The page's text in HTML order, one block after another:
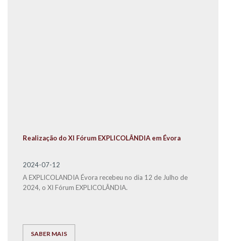
Realização do XI Fórum EXPLICOLÂNDIA em Évora
2024-07-12
A EXPLICOLANDIA Évora recebeu no dia 12 de Julho de
2024, o XI Fórum EXPLICOLÂNDIA.
SABER MAIS